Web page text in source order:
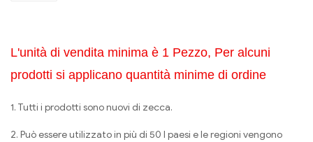
L'unità di vendita minima è 1 Pezzo, Per alcuni
prodotti si applicano quantità minime di ordine
1. Tutti i prodotti sono nuovi di zecca.
2. Può essere utilizzato in più di 50 I paesi e le regioni vengono